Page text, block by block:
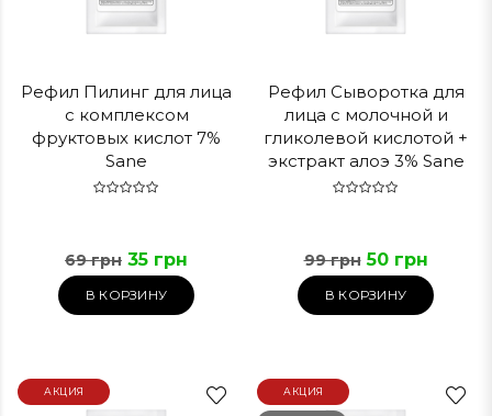
Рефил Пилинг для лица
с комплексом
фруктовых кислот 7%
Sane
69 грн 35 грн
В КОРЗИНУ
Рефил Сыворотка для
лица с молочной и
гликолевой кислотой +
экстракт алоэ 3% Sane
99 грн 50 грн
В КОРЗИНУ
АКЦИЯ АКЦИЯ